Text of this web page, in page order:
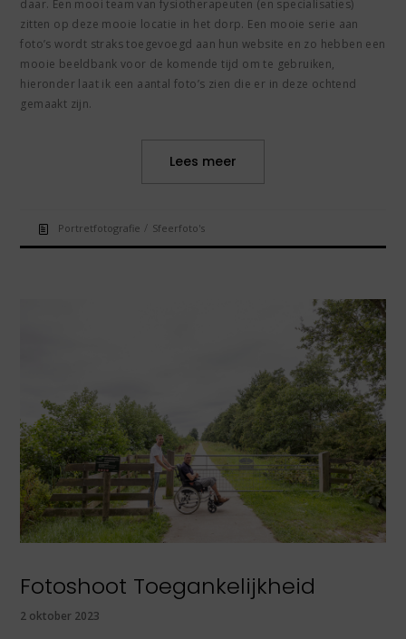
daar. Een mooi team van fysiotherapeuten (en specialisaties)
zitten op deze mooie locatie in het dorp. Een mooie serie aan
foto’s wordt straks toegevoegd aan hun website en zo hebben een
mooie beeldbank voor de komende tijd om te gebruiken,
hieronder laat ik een aantal foto’s zien die er in deze ochtend
gemaakt zijn.
Lees meer
Portretfotografie / Sfeerfoto's
Fotoshoot Toegankelijkheid
2 oktober 2023